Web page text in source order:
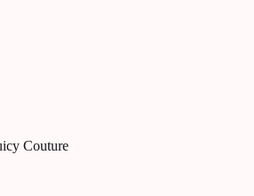
Couture